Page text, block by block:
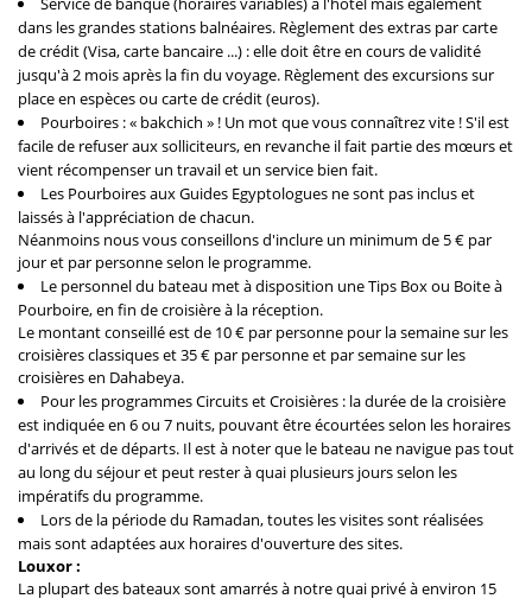
dans les grandes stations balnéaires. Règlement des extras par carte
de crédit (Visa, carte bancaire ...) : elle doit être en cours de validité
jusqu'à 2 mois après la fin du voyage. Règlement des excursions sur
place en espèces ou carte de crédit (euros).
Pourboires : « bakchich » ! Un mot que vous connaîtrez vite ! S'il est
facile de refuser aux solliciteurs, en revanche il fait partie des mœurs et
vient récompenser un travail et un service bien fait.
Les Pourboires aux Guides Egyptologues ne sont pas inclus et
laissés à l'appréciation de chacun.
Néanmoins nous vous conseillons d'inclure un minimum de 5 € par
jour et par personne selon le programme.
Le personnel du bateau met à disposition une Tips Box ou Boite à
Pourboire, en fin de croisière à la réception.
Le montant conseillé est de 10 € par personne pour la semaine sur les
croisières classiques et 35 € par personne et par semaine sur les
croisières en Dahabeya.
Pour les programmes Circuits et Croisières : la durée de la croisière
est indiquée en 6 ou 7 nuits, pouvant être écourtées selon les horaires
d'arrivés et de départs. Il est à noter que le bateau ne navigue pas tout
au long du séjour et peut rester à quai plusieurs jours selon les
impératifs du programme.
Lors de la période du Ramadan, toutes les visites sont réalisées
mais sont adaptées aux horaires d'ouverture des sites.
Louxor :
La plupart des bateaux sont amarrés à notre quai privé à environ 15